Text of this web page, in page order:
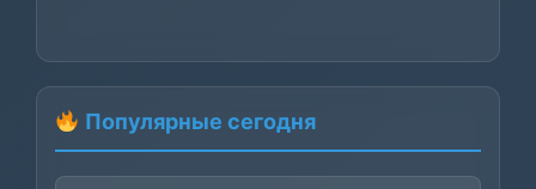
Популярные сегодня